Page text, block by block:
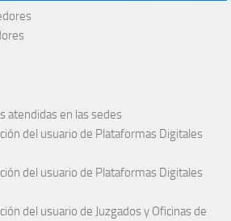
atendidas en las sedes
del usuario de Plataformas Digitales
del usuario de Plataformas Digitales
del usuario de Juzgados y Oficinas de